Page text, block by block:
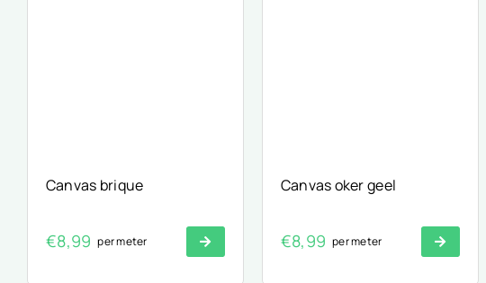
Canvas brique
€8,99 per meter
Canvas oker geel
€8,99 per meter